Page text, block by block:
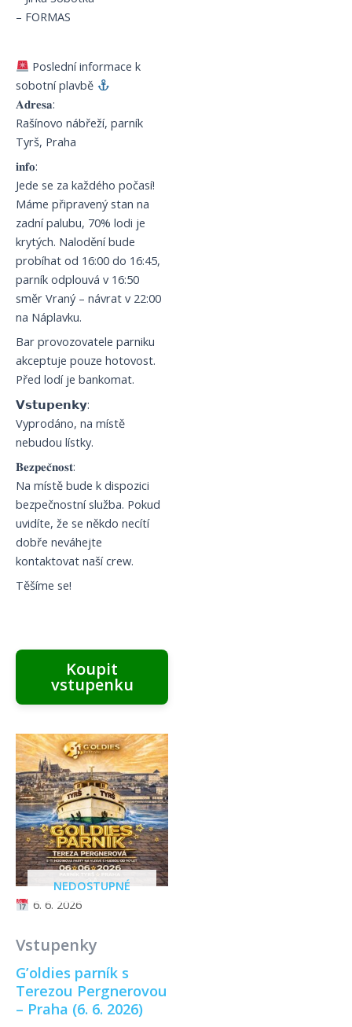
– FORMAS
Poslední informace k
sobotní plavbě
𝐀𝐝𝐫𝐞𝐬𝐚:
Rašínovo nábřeží, parník
Tyrš, Praha
𝐢𝐧𝐟𝐨:
Jede se za každého počasí!
Máme připravený stan na
zadní palubu, 70% lodi je
krytých. Nalodění bude
probíhat od 16:00 do 16:45,
parník odplouvá v 16:50
směr Vraný – návrat v 22:00
na Náplavku.
Bar provozovatele parniku
akceptuje pouze hotovost.
Před lodí je bankomat.
𝗩𝘀𝘁𝘂𝗽𝗲𝗻𝗸𝘆:
Vyprodáno, na místě
nebudou lístky.
𝐁𝐞𝐳𝐩𝐞𝐜̌𝐧𝐨𝐬𝐭:
Na místě bude k dispozici
bezpečnostní služba. Pokud
uvidíte, že se někdo necítí
dobře neváhejte
kontaktovat naší crew.
Těšíme se!
Koupit
vstupenku
NEDOSTUPNÉ
6. 6. 2026
Vstupenky
G’oldies parník s
Terezou Pergnerovou
– Praha (6. 6. 2026)